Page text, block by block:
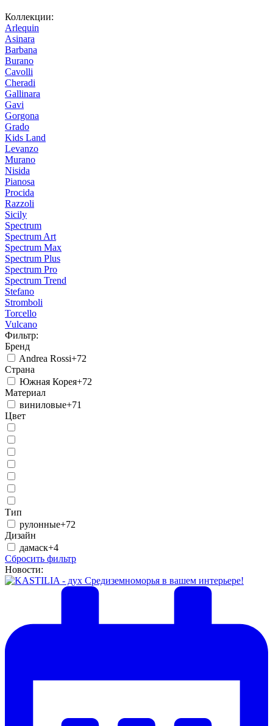
Коллекции:
Arlequin
Asinara
Barbana
Burano
Cavolli
Cheradi
Gallinara
Gavi
Gorgona
Grado
Kids Land
Levanzo
Murano
Nisida
Pianosa
Procida
Razzoli
Sicily
Spectrum
Spectrum Art
Spectrum Max
Spectrum Plus
Spectrum Pro
Spectrum Trend
Stefano
Stromboli
Torcello
Vulcano
Фильтр:
Бренд
Andrea Rossi+72
Страна
Южная Корея+72
Материал
виниловые+71
Цвет
Тип
рулонные+72
Дизайн
дамаск+4
Сбросить фильтр
Новости: